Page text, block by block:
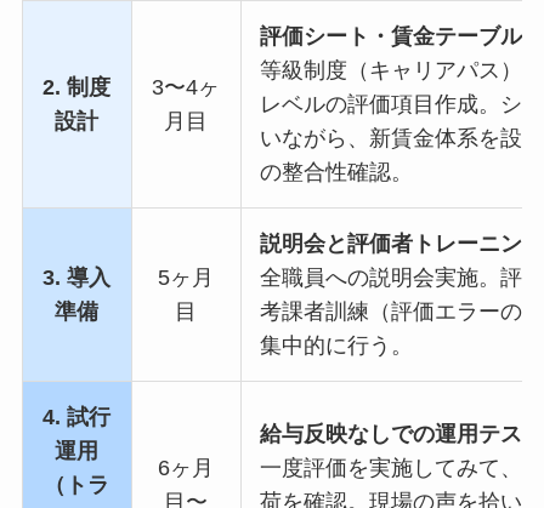
2. 制度
設計
3〜4ヶ
月目
評価シート・賃金テーブル
等級制度（キャリアパス）
レベルの評価項目作成。シ
いながら、新賃金体系を設
の整合性確認。
3. 導入
準備
5ヶ月
目
説明会と評価者トレーニング
全職員への説明会実施。評
考課者訓練（評価エラーの
集中的に行う。
4. 試行
運用
（トラ
6ヶ月
目〜
給与反映なしでの運用テスト
一度評価を実施してみて、
荷を確認。現場の声を拾い